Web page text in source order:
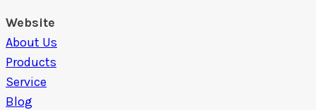
Website
About Us
Products
Service
Blog